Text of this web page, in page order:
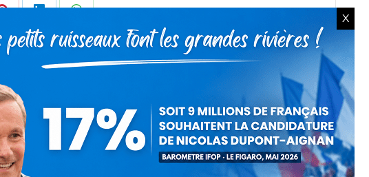
sur
Pinterest
sur
LinkedIn
sur
WhatsApp
X